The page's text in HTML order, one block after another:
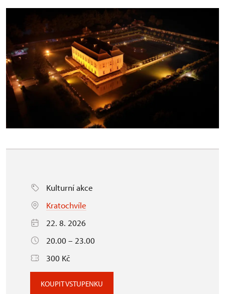
Kulturní akce
Kratochvíle
22. 8. 2026
20.00 – 23.00
300 Kč
KOUPIT VSTUPENKU